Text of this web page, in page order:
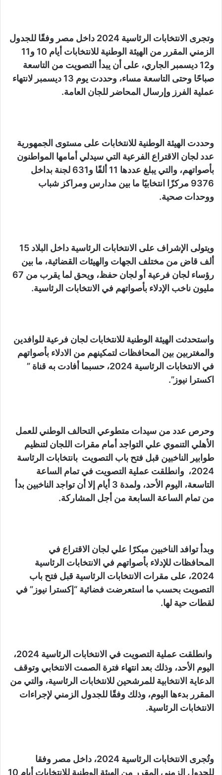
وتجرى الانتخابات الرئاسية 2024 داخل مصر وفقًا للجدول
الزمني المقرر من الهيئة الوطنية للانتخابات أيام 10 و11
و12 ديسمبر الجاري، على أن يبدأ التصويت من التاسعة
صباحًا وحتى التاسعة مساء، وحددت يوم 13 ديسمبر لانتهاء
عملية الفرز وإرسال المحاضر للجان العامة.
وحددت الهيئة الوطنية للانتخابات على مستوى الجمهورية
عدد لجان الاقتراع الفرعية التي سيدلي أمامها المواطنون
بأصواتهم، والتي يبلغ عددها 11 ألفًا و631 لجنة بداخل
9376 مركزًا انتخابيًا ما بين مدارس ومراكز شباب
ووحدات صحية.
ويتولى الإشراف على الانتخابات الرئاسية داخل البلاد 15
ألف قاض من مختلف الجهات والهيئات القضائية، ما بين
رؤساء لجان فرعية أو لجان حفظ، ويحق لما يقرب من 67
مليون ناخب الإدلاء بأصواتهم في الانتخابات الرئاسية.
واستحدثت الهيئة الوطنية للانتخابات لجان فرعية للوافدين
والمغتربين بين المحافظات لتمكينهم من الادلاء بأصواتهم
في الانتخابات الرئاسية 2024، حسبما أفادت به قناة ”
اكسترا نيوز”.
وحرص عدد من سيدات متطوعي التحالف الوطني للعمل
الأهلي التنموي علي التواجد أمام مقرات اللجان لتنظيم
طوابير الناخبين قبل فتح باب التصويت بانتخابات الرئاسة
2024، وانطلقت عملية التصويت في تمام الساعة
التاسعة، اليوم الأحد، ولمدة 3 أيام إلا أن تواجد الناخبين بدأ
من تمام الساعة السابعة من أجل المشاركة.
وبدأ توافد الناخبين مبكرًا علي لجان الاقتراع في
المحافظات للإدلاء بأصواتهم في الانتخابات الرئاسية
2024، على مقرات الانتخابات الرئاسية قبل فتح باب
التصويت بحسب ما استعرضت فضائية “إكسترا نيوز” في
لقطات حية لها.
وانطلقت عملية التصويت في الانتخابات الرئاسية 2024،
اليوم الأحد، وذلك بعد انتهاء فترة الصمت الانتخابي وتوقف
الدعاية الانتخابية للمرشحين للانتخابات الرئاسية، والتي من
المقرر بدءها اليوم، وذلك وفقًا للجدول الزمني لإجراءات
الانتخابات الرئاسية.
وتُجرى الانتخابات الرئاسية 2024، داخل مصر وفقا
للجدول الزمني المقرر من الهيئة الوطنية للانتخابات أيام 10